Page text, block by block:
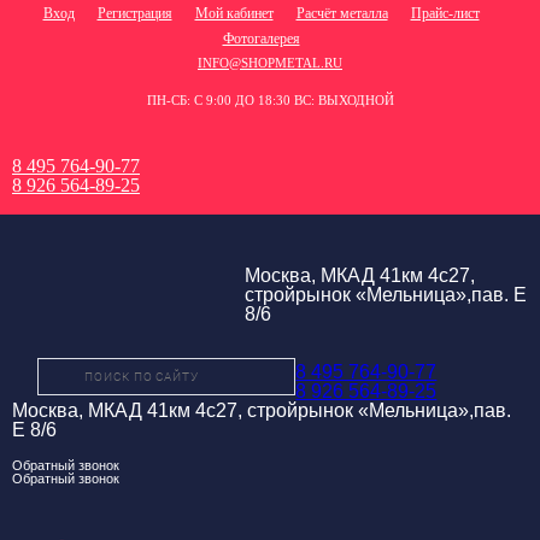
Вход Регистрация Мой кабинет Расчёт металла
Прайс-лист
Фотогалерея
INFO@SHOPMETAL.RU
ПН-СБ: С 9:00 ДО 18:30 ВС: ВЫХОДНОЙ
8 495 764-90-77
8 926 564-89-25
Москва, МКАД 41км 4с27,
стройрынок «Мельница»,пав. Е
8/6
8 495 764-90-77
8 926 564-89-25
Москва, МКАД 41км 4с27, стройрынок «Мельница»,пав.
Е 8/6
Обратный звонок
Обратный звонок